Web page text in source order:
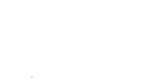
-